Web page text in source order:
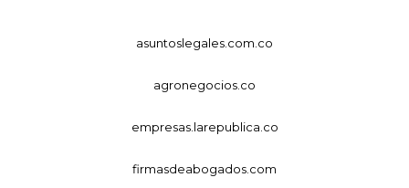
asuntoslegales.com.co
agronegocios.co
empresas.larepublica.co
firmasdeabogados.com